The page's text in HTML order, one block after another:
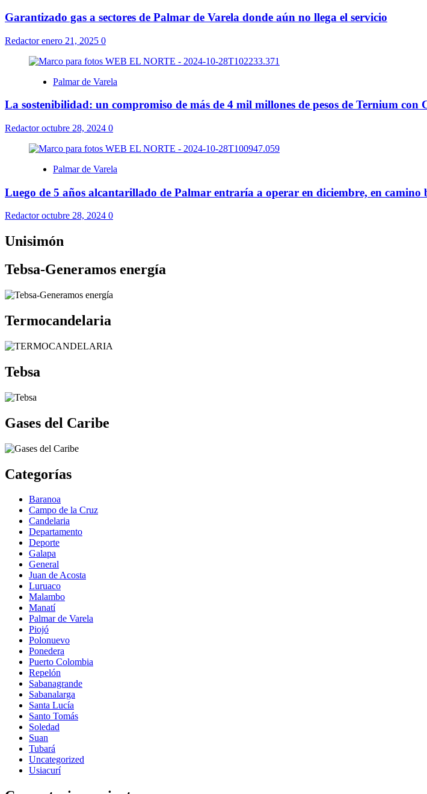
Garantizado gas a sectores de Palmar de Varela donde aún no llega el servicio
Redactorenero 21, 2025 0
Palmar de Varela
La sostenibilidad: un compromiso de más de 4 mil millones de pesos de Ternium con
Redactoroctubre 28, 2024 0
Palmar de Varela
Luego de 5 años alcantarillado de Palmar entraría a operar en diciembre, en camino
Redactoroctubre 28, 2024 0
Unisimón
Tebsa-Generamos energía
Termocandelaria
Tebsa
Gases del Caribe
Categorías
Baranoa
Campo de la Cruz
Candelaria
Departamento
Deporte
Galapa
General
Juan de Acosta
Luruaco
Malambo
Manatí
Palmar de Varela
Piojó
Polonuevo
Ponedera
Puerto Colombia
Repelón
Sabanagrande
Sabanalarga
Santa Lucía
Santo Tomás
Soledad
Suan
Tubará
Uncategorized
Usiacurí